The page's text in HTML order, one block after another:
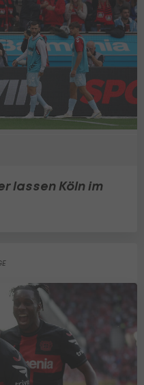
lassen Köln im